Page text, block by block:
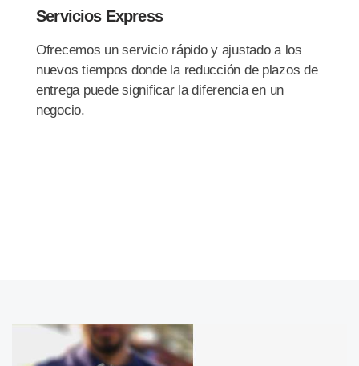
Servicios Express
Ofrecemos un servicio rápido y ajustado a los
nuevos tiempos donde la reducción de plazos de
entrega puede significar la diferencia en un
negocio.